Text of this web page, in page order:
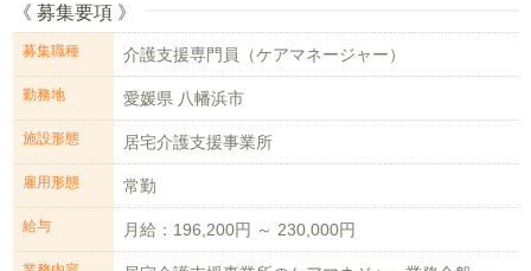
《 募集要項 》
募集職種 介護支援専門員（ケアマネージャー）
勤務地 愛媛県 八幡浜市
施設形態 居宅介護支援事業所
雇用形態 常勤
給与 月給：196,200円 ～ 230,000円